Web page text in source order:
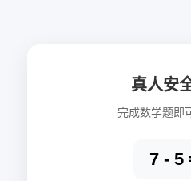
真人安
完成数学题即
7 - 5